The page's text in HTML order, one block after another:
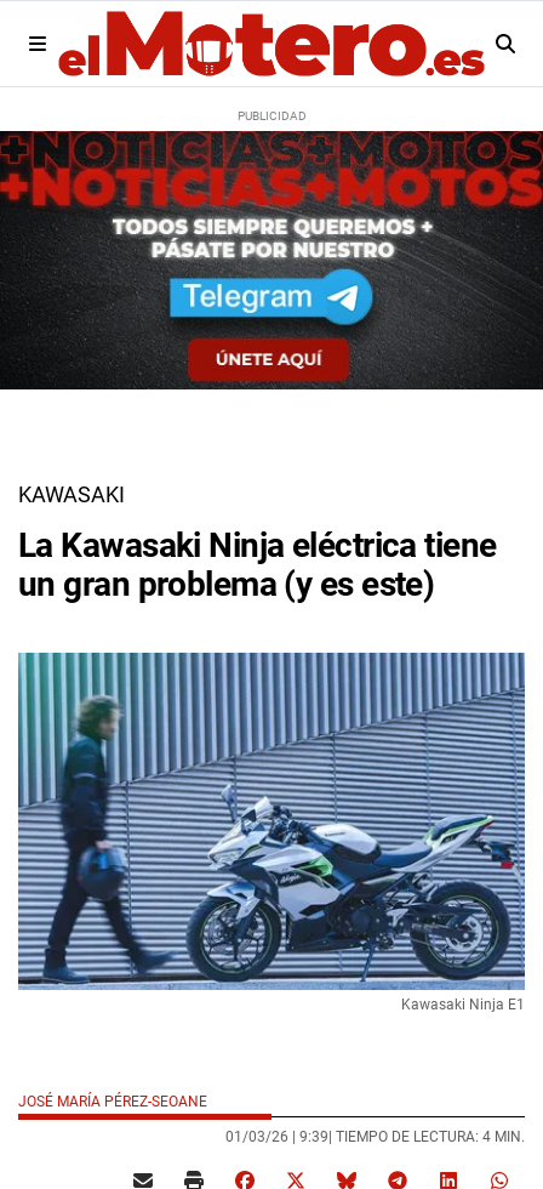
KAWASAKI
La Kawasaki Ninja eléctrica tiene
un gran problema (y es este)
Kawasaki Ninja E1
JOSÉ MARÍA PÉREZ-SEOANE
01/03/26 | 9:39 | TIEMPO DE LECTURA: 4 MIN.